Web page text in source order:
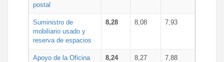
postal
Suministro de
mobiliario usado y
reserva de espacios
8,28 8,08 7,93
Apoyo de la Oficina
8,24 8,27 7,88